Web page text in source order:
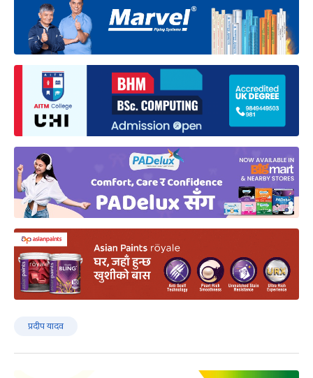
प्रदीप यादव